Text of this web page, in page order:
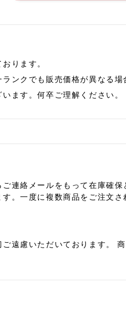
ります。
ンクでも販売価格が異なる場
ます。何卒ご理解ください。
連絡メールをもって在庫確保
。一度に複数商品をご注文
遠慮いただいております。